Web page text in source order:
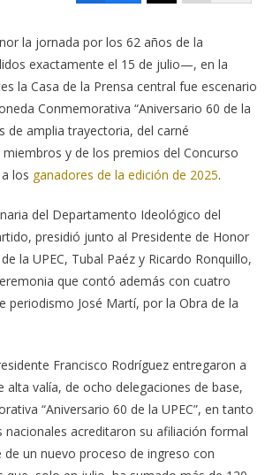
la jornada por los 62 años de la
exactamente el 15 de julio—, en la
la Casa de la Prensa central fue escenario
Conmemorativa “Aniversario 60 de la
de amplia trayectoria, del carné
y de los premios del Concurso
los ganadores de la edición de 2025.
del Departamento Ideológico del
presidió junto al Presidente de Honor
la UPEC, Tubal Paéz y Ricardo Ronquillo,
que contó además con cuatro
periodismo José Martí, por la Obra de la
Francisco Rodríguez entregaron a
alta valía, de ocho delegaciones de base,
“Aniversario 60 de la UPEC”, en tanto
nacionales acreditaron su afiliación formal
un nuevo proceso de ingreso con